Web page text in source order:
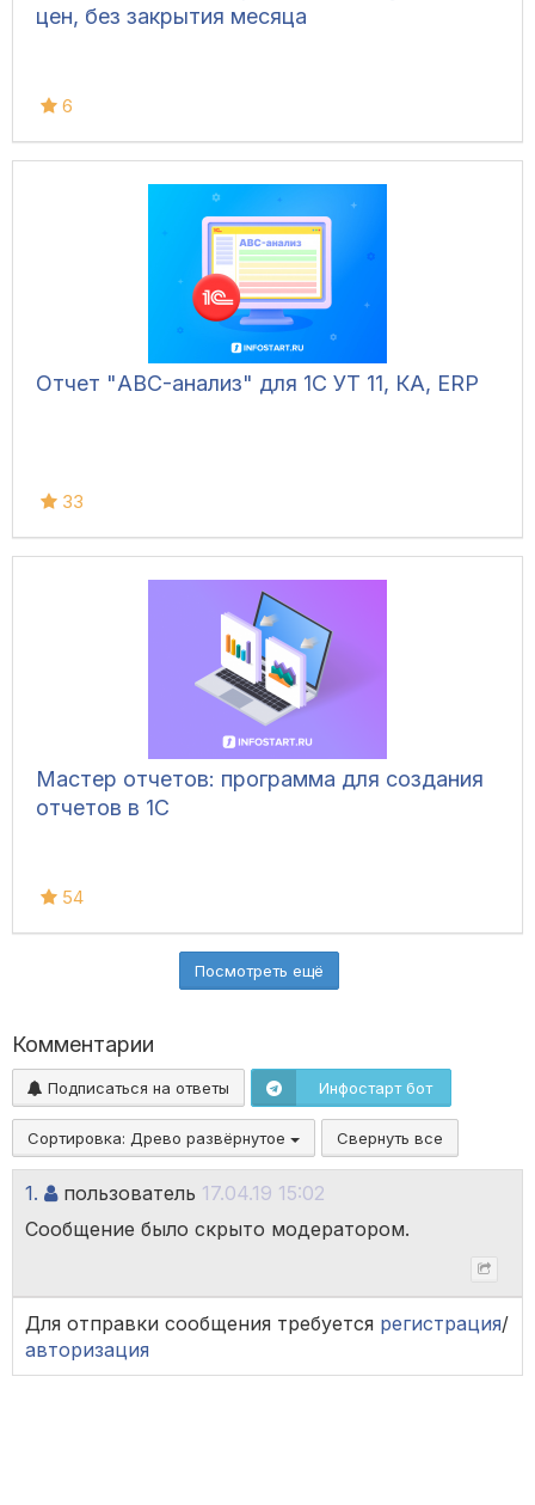
цен, без закрытия месяца
6
Отчет "ABC-анализ" для 1С УТ 11, КА, ERP
33
Мастер отчетов: программа для создания
отчетов в 1С
54
Посмотреть ещё
Комментарии
Подписаться на ответы Инфостарт бот
Сортировка: Древо развёрнутое Свернуть все
1. пользователь 17.04.19 15:02
Сообщение было скрыто модератором.
Для отправки сообщения требуется регистрация/
авторизация